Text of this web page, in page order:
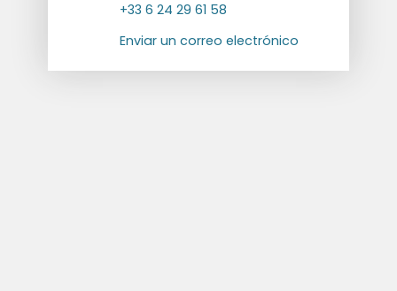
+33 6 24 29 61 58
Enviar un correo electrónico